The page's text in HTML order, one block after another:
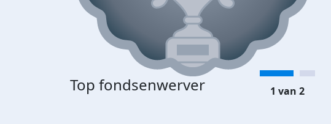
Top fondsenwerver 1 van 2